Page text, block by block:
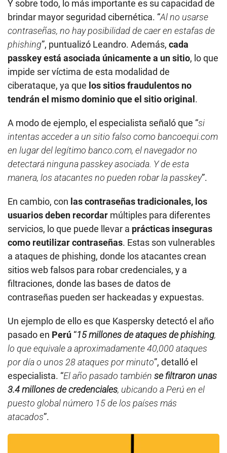
Y sobre todo, lo más importante es su capacidad de
brindar mayor seguridad cibernética. “Al no usarse
contraseñas, no hay posibilidad de caer en estafas de
phishing”, puntualizó Leandro. Además, cada
passkey está asociada únicamente a un sitio, lo que
impide ser víctima de esta modalidad de
ciberataque, ya que los sitios fraudulentos no
tendrán el mismo dominio que el sitio original .
A modo de ejemplo, el especialista señaló que “si
intentas acceder a un sitio falso como bancoequi.com
en lugar del legítimo banco.com, el navegador no
detectará ninguna passkey asociada. Y de esta
manera, los atacantes no pueden robar la passkey”.
En cambio, con las contraseñas tradicionales, los
usuarios deben recordar múltiples para diferentes
servicios, lo que puede llevar a prácticas inseguras
como reutilizar contraseñas. Estas son vulnerables
a ataques de phishing, donde los atacantes crean
sitios web falsos para robar credenciales, y a
filtraciones, donde las bases de datos de
contraseñas pueden ser hackeadas y expuestas.
Un ejemplo de ello es que Kaspersky detectó el año
pasado en Perú “15 millones de ataques de phishing,
lo que equivale a aproximadamente 40,000 ataques
por día o unos 28 ataques por minuto”, detalló el
especialista. “El año pasado también se filtraron unas
3.4 millones de credenciales, ubicando a Perú en el
puesto global número 15 de los países más
atacados”.